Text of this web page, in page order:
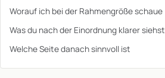
Worauf ich bei der Rahmengröße schaue
Was du nach der Einordnung klarer siehst
Welche Seite danach sinnvoll ist